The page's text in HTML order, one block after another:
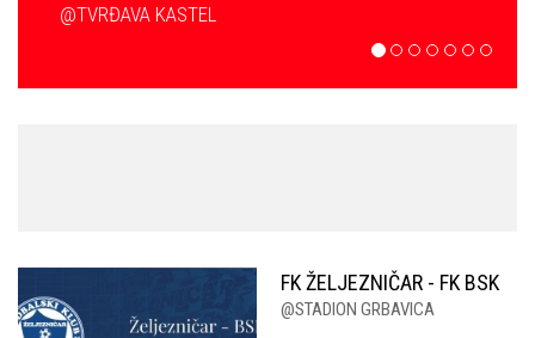
@TVRĐAVA KASTEL
FK ŽELJEZNIČAR - FK BSK
@STADION GRBAVICA